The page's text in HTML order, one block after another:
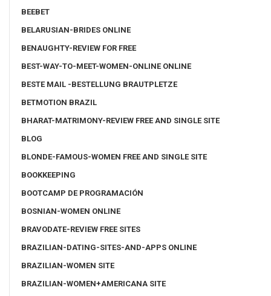
BEEBET
BELARUSIAN-BRIDES ONLINE
BENAUGHTY-REVIEW FOR FREE
BEST-WAY-TO-MEET-WOMEN-ONLINE ONLINE
BESTE MAIL -BESTELLUNG BRAUTPLETZE
BETMOTION BRAZIL
BHARAT-MATRIMONY-REVIEW FREE AND SINGLE SITE
BLOG
BLONDE-FAMOUS-WOMEN FREE AND SINGLE SITE
BOOKKEEPING
BOOTCAMP DE PROGRAMACIÓN
BOSNIAN-WOMEN ONLINE
BRAVODATE-REVIEW FREE SITES
BRAZILIAN-DATING-SITES-AND-APPS ONLINE
BRAZILIAN-WOMEN SITE
BRAZILIAN-WOMEN+AMERICANA SITE